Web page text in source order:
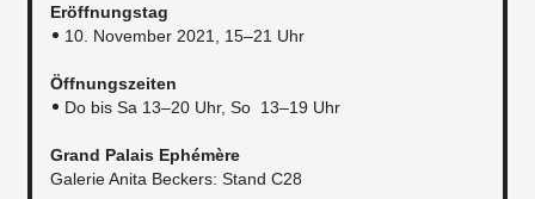
Eröffnungstag
10. November 2021, 15–21 Uhr
Öffnungszeiten
Do bis Sa 13–20 Uhr, So 13–19 Uhr
Grand Palais Ephémère
Galerie Anita Beckers: Stand C28